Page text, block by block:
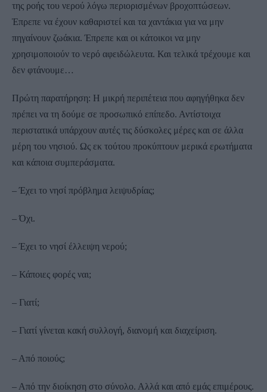
της ροής του νερού λόγω περιορισμένων βροχοπτώσεων.
Έπρεπε να έχουν καθαριστεί και τα χαντάκια για να μην
πηγαίνουν ζωάκια. Έπρεπε και οι κάτοικοι να μην
χρησιμοποιούν το νερό αφειδώλευτα. Και τελικά τρέχουμε και
δεν φτάνουμε…
Πρώτη παρατήρηση: Η μικρή περιπέτεια που αφηγήθηκα δεν
πρέπει να τη δούμε σε προσωπικό επίπεδο. Αντίστοιχα
περιστατικά υπάρχουν αυτές τις δύσκολες μέρες και σε άλλα
μέρη του νησιού. Ως εκ τούτου προκύπτουν μερικά ερωτήματα
και κάποια συμπεράσματα.
– Έχει το νησί πρόβλημα λειψυδρίας;
– Όχι.
– Έχει το νησί έλλειψη νερού;
– Κάποιες φορές ναι;
– Γιατί;
– Γιατί γίνεται κακή συλλογή, διανομή και διαχείριση.
– Από ποιούς;
– Από την διοίκηση στο σύνολο. Αλλά και από εμάς επιμέρους.